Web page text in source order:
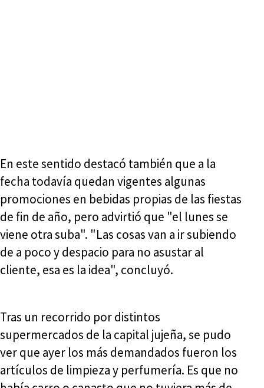
En este sentido destacó también que a la
fecha todavía quedan vigentes algunas
promociones en bebidas propias de las fiestas
de fin de año, pero advirtió que "el lunes se
viene otra suba". "Las cosas van a ir subiendo
de a poco y despacio para no asustar al
cliente, esa es la idea", concluyó.
Tras un recorrido por distintos
supermercados de la capital jujeña, se pudo
ver que ayer los más demandados fueron los
artículos de limpieza y perfumería. Es que no